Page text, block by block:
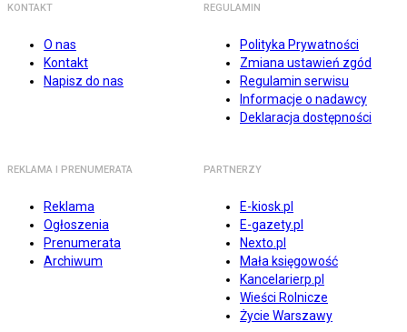
KONTAKT
O nas
Kontakt
Napisz do nas
REGULAMIN
Polityka Prywatności
Zmiana ustawień zgód
Regulamin serwisu
Informacje o nadawcy
Deklaracja dostępności
REKLAMA I PRENUMERATA
Reklama
Ogłoszenia
Prenumerata
Archiwum
PARTNERZY
E-kiosk.pl
E-gazety.pl
Nexto.pl
Mała księgowość
Kancelarierp.pl
Wieści Rolnicze
Życie Warszawy